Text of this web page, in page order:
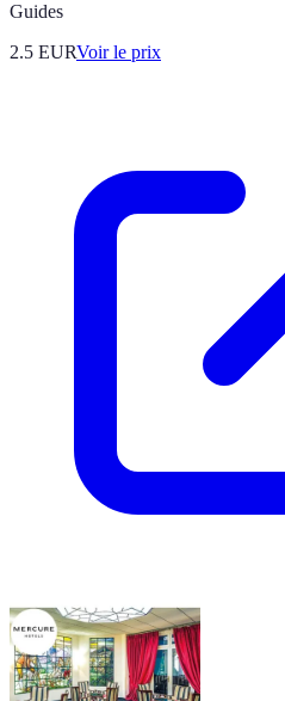
Guides
2.5 EURVoir le prix